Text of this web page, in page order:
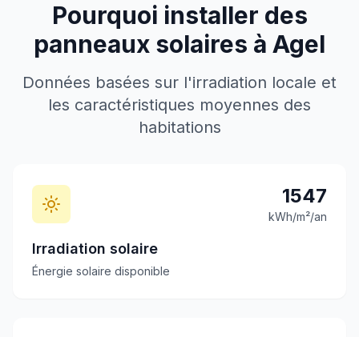
Pourquoi installer des
panneaux solaires à Agel
Données basées sur l'irradiation locale et
les caractéristiques moyennes des
habitations
1547
kWh/m²/an
Irradiation solaire
Énergie solaire disponible